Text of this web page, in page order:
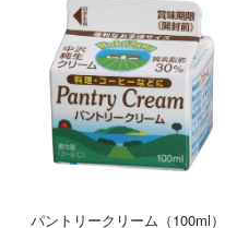
パントリークリーム（100ml）